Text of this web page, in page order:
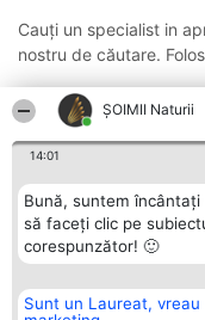
ŞOIMII Naturii
14:01
Bună, suntem încântați
să faceți clic pe
corespunzător! 🙂
Sunt un Laureat,
Cauți un specialist in
nostru de căutare.
Organizator Ranking